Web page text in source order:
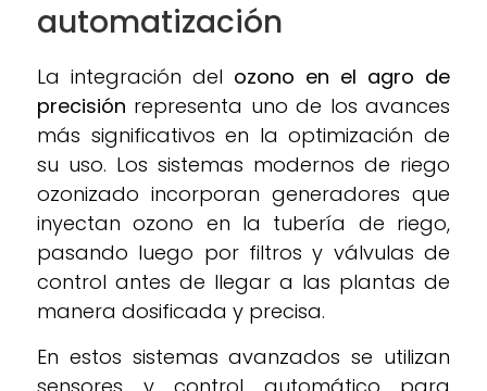
automatización
La integración del ozono en el agro de
precisión representa uno de los avances
más significativos en la optimización de
su uso. Los sistemas modernos de riego
ozonizado incorporan generadores que
inyectan ozono en la tubería de riego,
pasando luego por filtros y válvulas de
control antes de llegar a las plantas de
manera dosificada y precisa.
En estos sistemas avanzados se utilizan